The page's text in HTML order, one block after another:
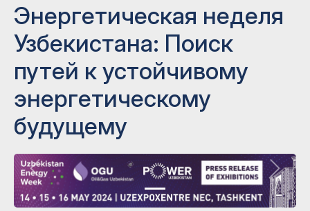
Энергетическая неделя
Узбекистана: Поиск
путей к устойчивому
энергетическому
будущему